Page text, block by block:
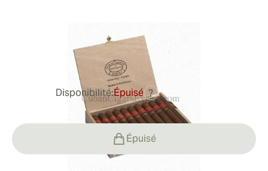
0Commentaires
Disponibilité:Épuisé ?
Épuisé